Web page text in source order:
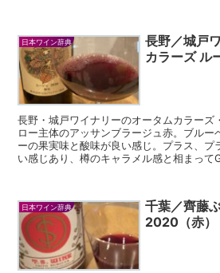
日本ワイン辞典
長野／城戸
カラーズ ル
長野・城戸ワイナリーのオータムカラー
ロー主体のアッサンブラージュ赤。ブルー
ーの果実味と酸味が良い感じ。プラス、プ
い感じあり、樽のキャラメル感と相まって
日本ワイン辞典
千葉／齊藤
2020（赤）